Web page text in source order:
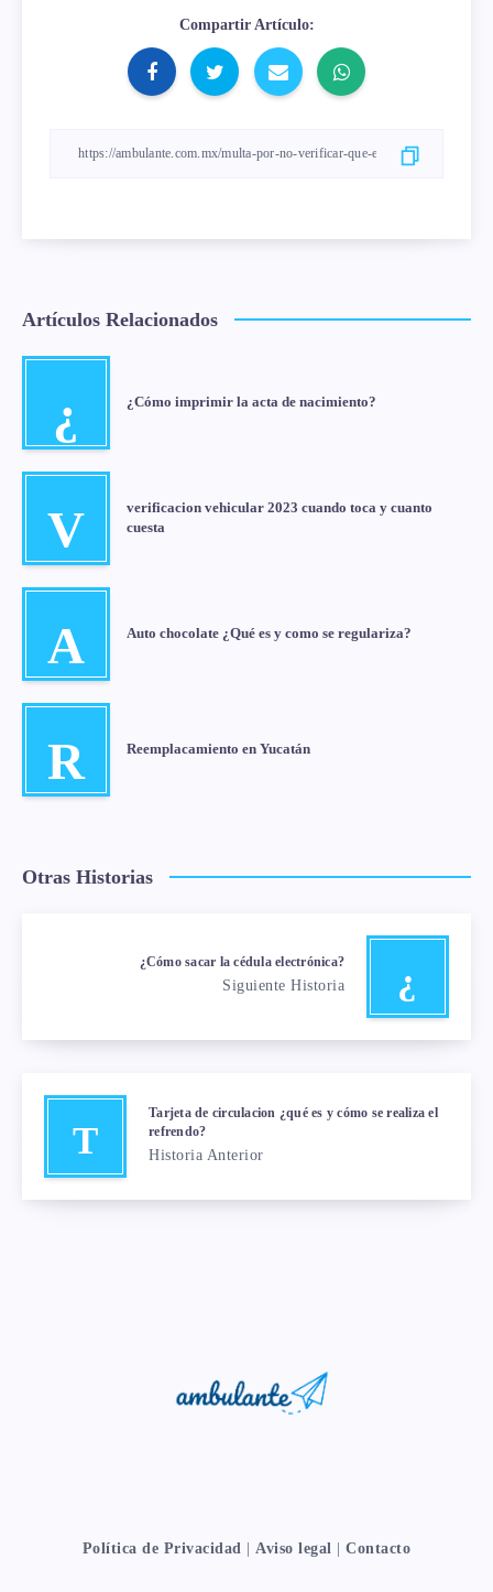
Compartir Artículo:
Artículos Relacionados
¿ ¿Cómo imprimir la acta de nacimiento?
V
verificacion vehicular 2023 cuando toca y cuanto
cuesta
A Auto chocolate ¿Qué es y como se regulariza?
R Reemplacamiento en Yucatán
Otras Historias
¿
¿Cómo sacar la cédula electrónica?
Siguiente Historia
T
Tarjeta de circulacion ¿qué es y cómo se realiza el
refrendo?
Historia Anterior
Política de Privacidad Aviso legal |Contacto